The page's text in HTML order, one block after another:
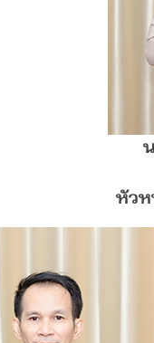
หัวห